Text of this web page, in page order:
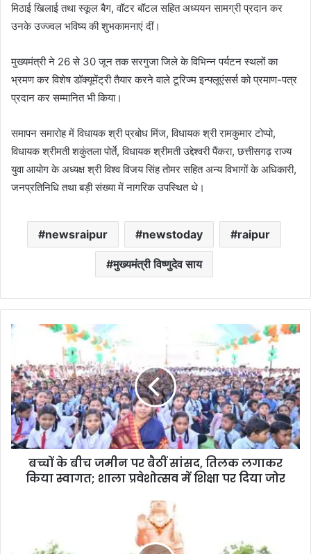
मिठाई खिलाई तथा स्कूल बैग, वॉटर बॉटल सहित अध्ययन सामग्री प्रदान कर
उनके उज्ज्वल भविष्य की शुभकामनाएं दीं।
मुख्यमंत्री ने 26 से 30 जून तक सरगुजा जिले के विभिन्न पर्यटन स्थलों का
भ्रमण कर विशेष डॉक्यूमेंट्री तैयार करने वाले टूरिज्म इन्फ्लूएंसर्स को प्रमाण-पत्र
प्रदान कर सम्मानित भी किया।
समापन समारोह में विधायक श्री प्रबोध मिंज, विधायक श्री रामकुमार टोप्पो,
विधायक श्रीमती शकुंतला पोर्ते, विधायक श्रीमती उद्देश्वरी पैंकरा, छत्तीसगढ़ राज्य
युवा आयोग के अध्यक्ष श्री विश्व विजय सिंह तोमर सहित अन्य विभागों के अधिकारी,
जनप्रतिनिधि तथा बड़ी संख्या में नागरिक उपस्थित थे।
newsraipur newstoday raipur
मुख्यमंत्री विष्णुदेव साय
बच्चों के बीच जमीन पर बैठीं सांसद, तिलक लगाकर
किया स्वागत; शाला प्रवेशोत्सव में शिक्षा पर दिया जोर